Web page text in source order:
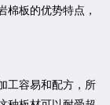
棉板的优势特点，
容易和配方，所